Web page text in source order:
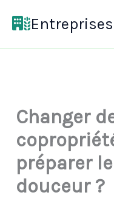
Changer
préparer
douceur ?